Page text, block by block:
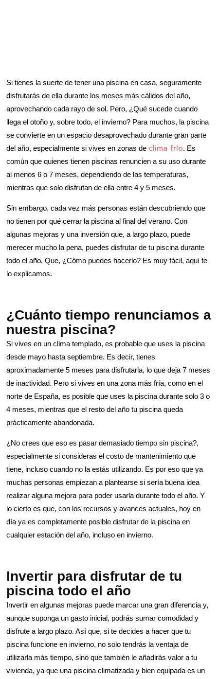
Si tienes la suerte de tener una piscina en casa, seguramente
disfrutarás de ella durante los meses más cálidos del año,
aprovechando cada rayo de sol. Pero, ¿Qué sucede cuando
llega el otoño y, sobre todo, el invierno? Para muchos, la piscina
se convierte en un espacio desaprovechado durante gran parte
del año, especialmente si vives en zonas de clima frío. Es
común que quienes tienen piscinas renuncien a su uso durante
al menos 6 o 7 meses, dependiendo de las temperaturas,
mientras que solo disfrutan de ella entre 4 y 5 meses.
Sin embargo, cada vez más personas están descubriendo que
no tienen por qué cerrar la piscina al final del verano. Con
algunas mejoras y una inversión que, a largo plazo, puede
merecer mucho la pena, puedes disfrutar de tu piscina durante
todo el año. Que, ¿Cómo puedes hacerlo? Es muy fácil, aquí te
lo explicamos.
¿Cuánto tiempo renunciamos a
nuestra piscina?
Si vives en un clima templado, es probable que uses la piscina
desde mayo hasta septiembre. Es decir, tienes
aproximadamente 5 meses para disfrutarla, lo que deja 7 meses
de inactividad. Pero si vives en una zona más fría, como en el
norte de España, es posible que uses la piscina durante solo 3 o
4 meses, mientras que el resto del año tu piscina queda
prácticamente abandonada.
¿No crees que eso es pasar demasiado tiempo sin piscina?,
especialmente si consideras el costo de mantenimiento que
tiene, incluso cuando no la estás utilizando. Es por eso que ya
muchas personas empiezan a plantearse si sería buena idea
realizar alguna mejora para poder usarla durante todo el año. Y
lo cierto es que, con los recursos y avances actuales, hoy en
día ya es completamente posible disfrutar de la piscina en
cualquier estación del año, incluso en invierno.
Invertir para disfrutar de tu
piscina todo el año
Invertir en algunas mejoras puede marcar una gran diferencia y,
aunque suponga un gasto inicial, podrás sumar comodidad y
disfrute a largo plazo. Así que, si te decides a hacer que tu
piscina funcione en invierno, no solo tendrás la ventaja de
utilizarla más tiempo, sino que también le añadirás valor a tu
vivienda, ya que una piscina climatizada y bien equipada es un